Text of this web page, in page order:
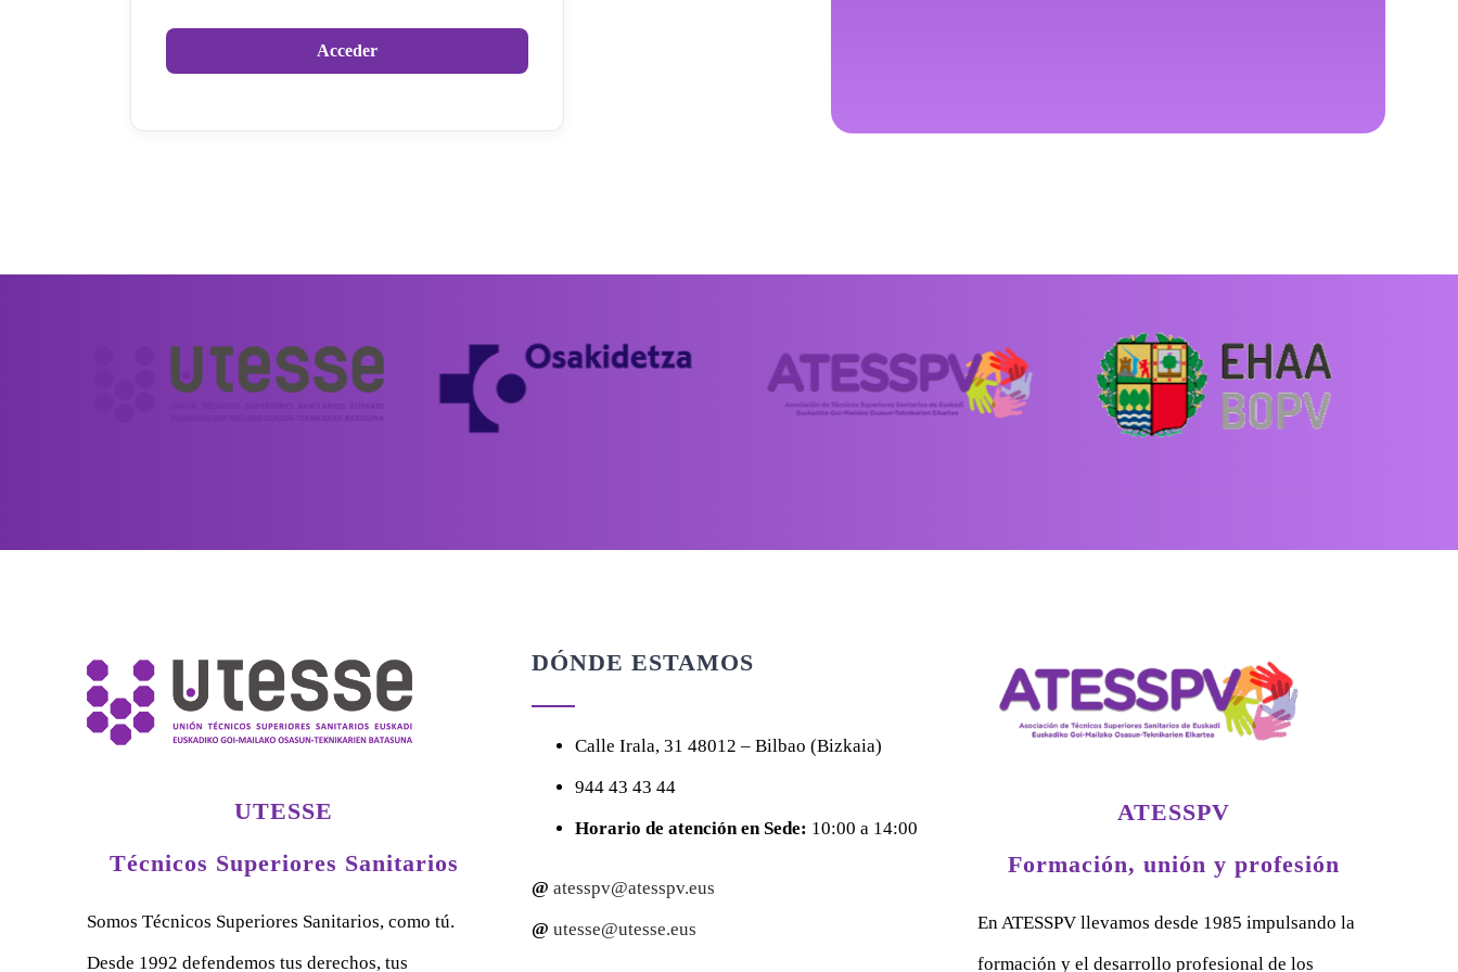
UTESSE
Técnicos Superiores Sanitarios
Somos Técnicos Superiores Sanitarios, como tú.
Desde 1992 defendemos tus derechos, tus
DÓNDE ESTAMOS
CalleIrala, 3148012 – Bilbao (Bizkaia)
944 43 43 44
Horario de atención en Sede: 10:00 a 14:00
@ atesspv@atesspv.eus
@ utesse@utesse.eus
ATESSPV
Formación, unión y profesión
En ATESSPV llevamos desde 1985 impulsando la
formación y el desarrollo profesional de los